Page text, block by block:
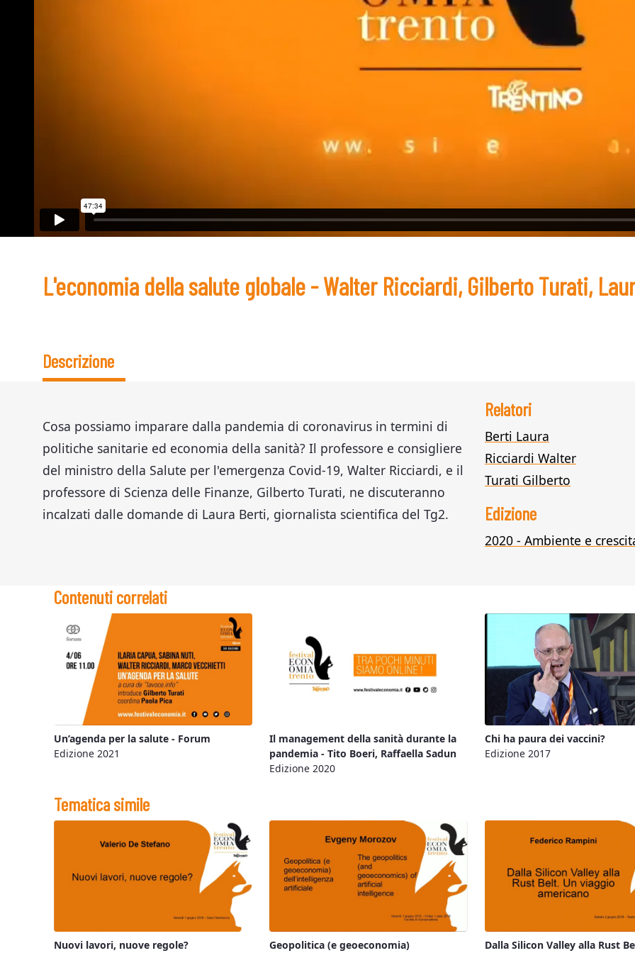
L'economia della salute globale - Walter Ricciardi, Gilberto Turati,
Descrizione
Cosa possiamo imparare dalla pandemia di coronavirus in termini di
politiche sanitarie ed economia della sanità? Il professore e consigliere
del ministro della Salute per l'emergenza Covid-19, Walter Ricciardi, e il
professore di Scienza delle Finanze, Gilberto Turati, ne discuteranno
incalzati dalle domande di Laura Berti, giornalista scientifica del Tg2.
Relatori
Berti Laura
Ricciardi Walter
Turati Gilberto
Edizione
2020 - Ambiente e
Contenuti correlati
Un’agenda per la salute - Forum
Edizione 2021
Il management della sanità durante la
pandemia - Tito Boeri, Raffaella Sadun
Edizione 2020
Chi ha paura dei vaccini?
Edizione 2017
Tematica simile
Nuovi lavori, nuove regole? Geopolitica (e geoeconomia) Dalla Silicon Valley alla Rust